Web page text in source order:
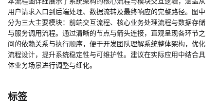
用户请求入口到后端处理、数据流转及最终响应的完整路径。图中
分为三大主要模块：前端交互流程、核心业务处理流程与数据存储
与服务调用流程。通过清晰的节点与箭头连接，直观呈现各环节之
间的依赖关系与执行顺序，便于开发团队理解系统整体架构，优化
流程设计，提升系统稳定性与可维护性。建议在实际应用中结合具
体业务场景进行调整与细化。
标签